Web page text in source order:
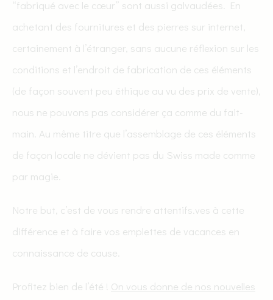
“fabriqué avec le cœur” sont aussi galvaudées. En
achetant des fournitures et des pierres sur internet,
certainement à l’étranger, sans aucune réflexion sur les
conditions et l’endroit de fabrication de ces éléments
(de façon souvent peu éthique au vu des prix de vente),
nous ne pouvons pas considérer ça comme du fait-
main. Au même titre que l’assemblage de ces éléments
de façon locale ne dévient pas du Swiss made comme
par magie.
Notre but, c’est de vous rendre attentifs.ves à cette
différence et à faire vos emplettes de vacances en
connaissance de cause.
Profitez bien de l’été ! On vous donne de nos nouvelles